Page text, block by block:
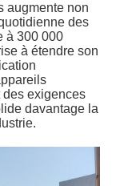
augmente non
des
à 300 000
à étendre son
des exigences
davantage la